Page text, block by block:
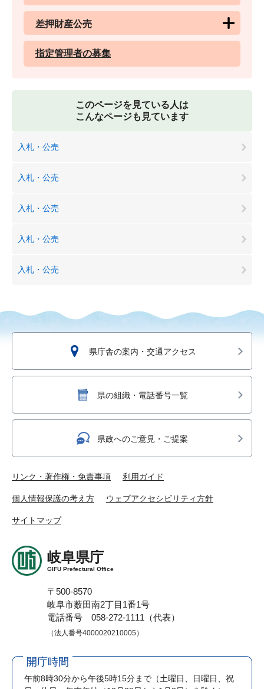
差押財産公売
指定管理者の募集
このページを見ている人は
こんなページも見ています
入札・公売
入札・公売
入札・公売
入札・公売
入札・公売
県庁舎の案内・交通アクセス
県の組織・電話番号一覧
県政へのご意見・ご提案
リンク・著作権・免責事項 利用ガイド
個人情報保護の考え方 ウェブアクセシビリティ方針
サイトマップ
岐阜県庁
GIFU Prefectural Office
〒500-8570
岐阜市薮田南2丁目1番1号
電話番号 058-272-1111（代表）
（法人番号4000020210005）
開庁時間
午前8時30分から午後5時15分まで （土曜日、日曜日、祝